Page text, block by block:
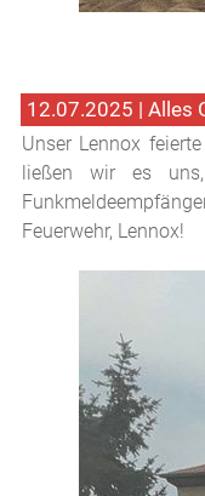
12.07.2025 | Alles
Unser Lennox
ließen wir es
Feuerwehr, Lennox!